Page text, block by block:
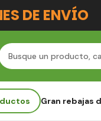
DE ENVÍO
Gran rebajas